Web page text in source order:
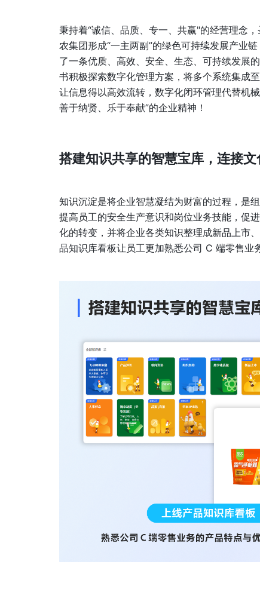
秉持着“诚信、品质、专一、共赢"的经营理念
农集团形成“一主两副”的绿色可持续发展产业
了一条优质、高效、安全、生态、可持续发展
书积极探索数字化管理方案，将多个系统集成
让信息得以高效流转，数字化闭环管理代替机
善于纳贤、乐于奉献”的企业精神！
搭建知识共享的智慧宝库，连接
知识沉淀是将企业智慧凝结为财富的过程，是
提高员工的安全生产意识和岗位业务技能，促
化的转变，并将企业各类知识整理成新品上市
品知识库看板让员工更加熟悉公司 C 端零售业